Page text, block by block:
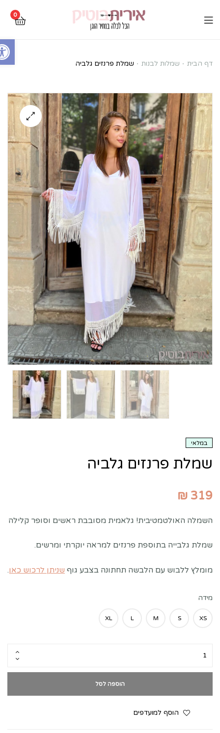
Open toolbar
0
שמלת
גלביה
דף הבית שמלות לבנות שמלת פרנזים גלביה
במלאי
שמלת פרנזים גלביה
₪ 319
השמלה האולטמטיבית! גלאמית מסובבת ראשים וסופר קלילה
שמלת גלבייה בתוספת פרנזים למראה יוקרתי ומרשים.
מומלץ ללבוש עם הלבשה תחתונה בצבע גוף שניתן לרכוש כאן.
מידה
XS
S
M
L
XL
הוספה לסל
הוסף למועדפים